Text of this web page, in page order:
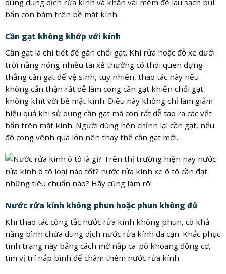
dùng dung dịch rửa kính và khăn vải mềm để lau sạch bụi
bẩn còn bám trên bề mặt kính.
Cần gạt không khớp với kính
Cần gạt là chi tiết để gắn chổi gạt. Khi rửa hoặc đỗ xe dưới
trời nắng nóng nhiều tài xế thường có thói quen dựng
thẳng cần gạt để vệ sinh, tuy nhiên, thao tác này nếu
không cẩn thận rất dễ làm cong cần gạt khiến chổi gạt
không khít với bề mặt kính. Điều này không chỉ làm giảm
hiệu quả khi sử dụng cần gạt mà còn rất dễ tạo ra các vết
bẩn trên mặt kính. Người dùng nên chỉnh lại cần gạt, nếu
độ cong vênh quá lớn nên thay thế cần gạt mới.
Nước rửa kính không phun hoặc phun không đủ
Khi thao tác công tắc nước rửa kính không phun, có khả
năng bình chứa dung dịch nước rửa kính đã cạn. Khắc phục
tình trạng này bằng cách mở nắp ca-pô khoang động cơ,
tìm vị trí nắp bình để châm thêm nước rửa kính.